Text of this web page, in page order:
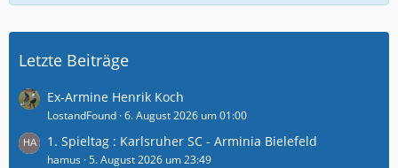
Letzte Beiträge
Ex-Armine Henrik Koch
LostandFound 6. August 2026 um 01:00
1. Spieltag : Karlsruher SC - Arminia Bielefeld
hamus 5. August 2026 um 23:49